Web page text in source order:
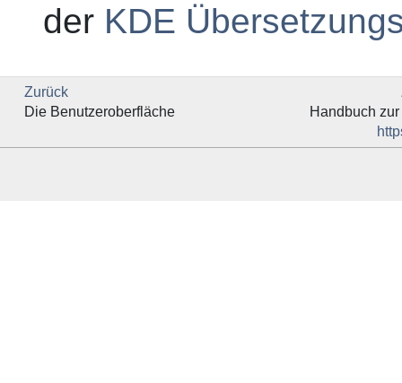
der KDE
Zurück
Die Benutzeroberfläche
Handbuch